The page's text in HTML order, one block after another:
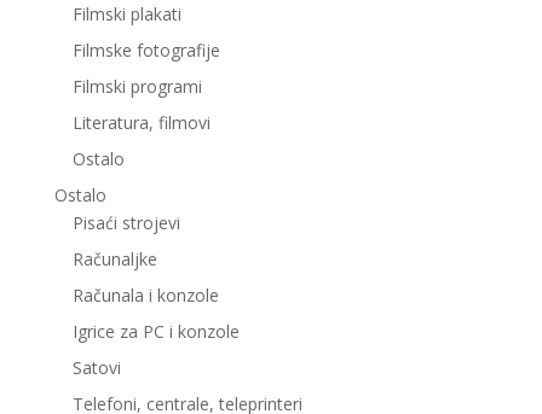
Filmski plakati
Filmske fotografije
Filmski programi
Literatura, filmovi
Ostalo
Ostalo
Pisaći strojevi
Računaljke
Računala i konzole
Igrice za PC i konzole
Satovi
Telefoni, centrale, teleprinteri